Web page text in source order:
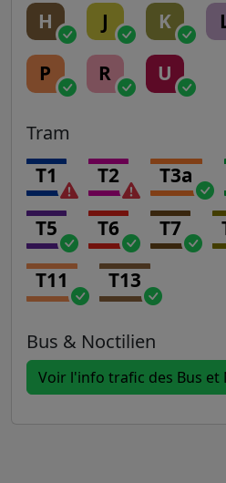
H J K
P R U
Tram
T1 T2 T3a
T5 T6 T7
T11 T13
Bus & Noctilien
Voir l'info trafic des Bus et